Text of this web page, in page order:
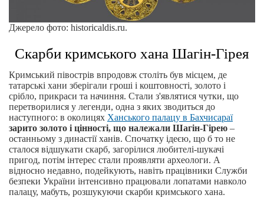
Джерело фото: historicaldis.ru.
Скарби кримського хана Шагін-Гірея
Кримський півострів впродовж століть був місцем, де
татарські хани зберігали гроші і коштовності, золото і
срібло, прикраси та начиння. Стали з'являтися чутки, що
перетворилися у легенди, одна з яких зводиться до
наступного: в околицях Ханського палацу в Бахчисараї
зарито золото і цінності, що належали Шагін-Гірею –
останньому з династії ханів. Спочатку ідеєю, що б то не
сталося відшукати скарб, загорілися любителі-шукачі
пригод, потім інтерес стали проявляти археологи. А
відносно недавно, подейкують, навіть працівники Служби
безпеки України інтенсивно працювали лопатами навколо
палацу, мабуть, розшукуючи скарби кримського хана.